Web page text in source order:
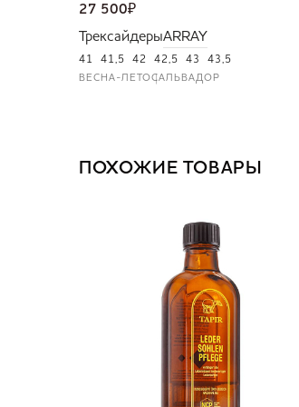
27 500₽
ТрексайдерыARRAY
41 41,5 42 42,5 43 43,5
ВЕСНА-ЛЕТОСАЛЬВАДОР
ПОХОЖИЕ ТОВАРЫ